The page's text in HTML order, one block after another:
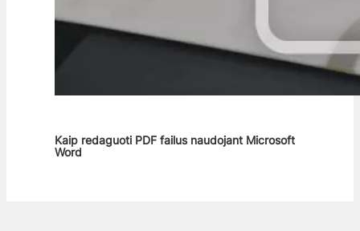
Kaip redaguoti PDF failus naudojant Microsoft
Word